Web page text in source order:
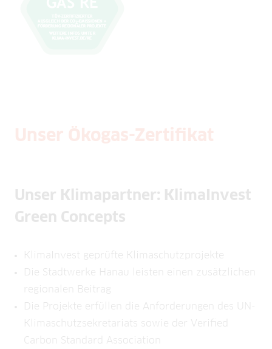
Unser Ökogas-Zertifikat
Unser Klimapartner: KlimaInvest
Green Concepts
KlimaInvest geprüfte Klimaschutzprojekte
Die Stadtwerke Hanau leisten einen zusätzlichen
regionalen Beitrag
Die Projekte erfüllen die Anforderungen des UN-
Klimaschutzsekretariats sowie der Verified
Carbon Standard Association